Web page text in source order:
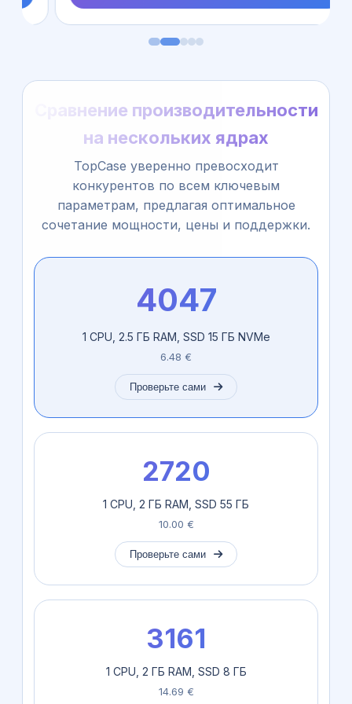
Сравнение производительности
на нескольких ядрах
TopCase уверенно превосходит
конкурентов по всем ключевым
параметрам, предлагая оптимальное
сочетание мощности, цены и поддержки.
4047
1 CPU, 2.5 ГБ RAM, SSD 15 ГБ NVMe
6.48 €
Проверьте сами
2720
1 CPU, 2 ГБ RAM, SSD 55 ГБ
10.00 €
Проверьте сами
3161
1 CPU, 2 ГБ RAM, SSD 8 ГБ
14.69 €